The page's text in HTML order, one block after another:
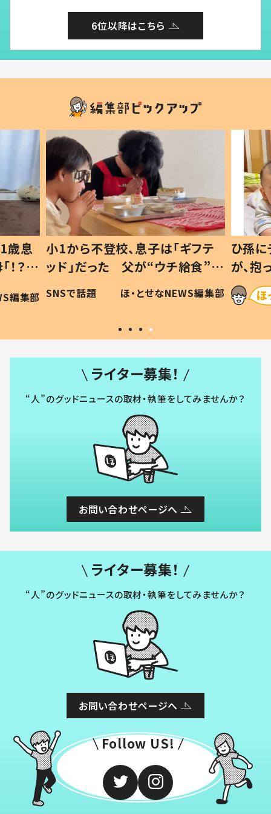
6位以降はこちら
歳息
？」
編集部
小1から不登校、息子は「ギフテ
ッド」だった 父が“ウチ給食”を
作り続ける理由とは #令和の親
#令和の子
SNSで話題 ほ・とせなNEWS編集部
ひ孫
が、
「涙が
い」
ライター募集！
“人”のグッドニュースの取材・執筆をしてみませんか？
お問い合わせページへ
ライター募集！
“人”のグッドニュースの取材・執筆をしてみませんか？
お問い合わせページへ
Follow US!